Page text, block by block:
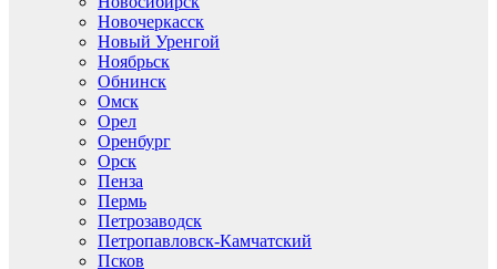
Новочеркасск
Новый Уренгой
Ноябрьск
Обнинск
Омск
Орел
Оренбург
Орск
Пенза
Пермь
Петрозаводск
Петропавловск-Камчатский
Псков